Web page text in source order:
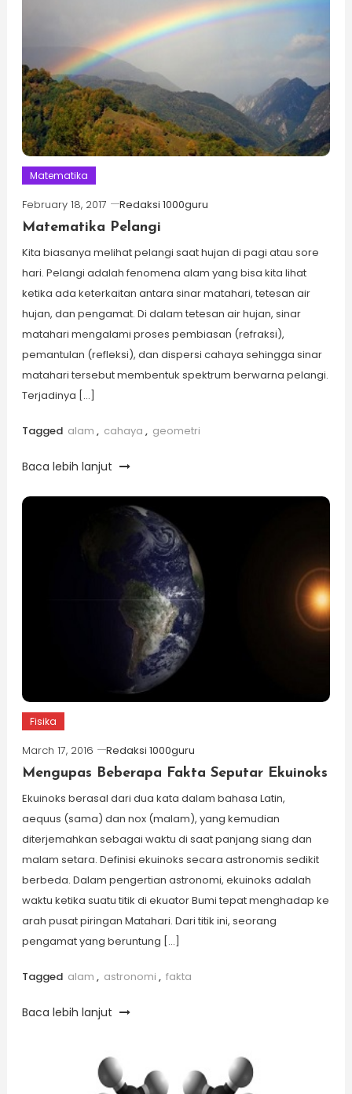
Matematika
February 18, 2017
Redaksi 1000guru
Matematika Pelangi
Kita biasanya melihat pelangi saat hujan di pagi atau sore
hari. Pelangi adalah fenomena alam yang bisa kita lihat
ketika ada keterkaitan antara sinar matahari, tetesan air
hujan, dan pengamat. Di dalam tetesan air hujan, sinar
matahari mengalami proses pembiasan (refraksi),
pemantulan (refleksi), dan dispersi cahaya sehingga sinar
matahari tersebut membentuk spektrum berwarna pelangi.
Terjadinya […]
Tagged alam , cahaya , geometri
Baca lebih lanjut
Fisika
March 17, 2016
Redaksi 1000guru
Mengupas Beberapa Fakta Seputar Ekuinoks
Ekuinoks berasal dari dua kata dalam bahasa Latin,
aequus (sama) dan nox (malam), yang kemudian
diterjemahkan sebagai waktu di saat panjang siang dan
malam setara. Definisi ekuinoks secara astronomis sedikit
berbeda. Dalam pengertian astronomi, ekuinoks adalah
waktu ketika suatu titik di ekuator Bumi tepat menghadap ke
arah pusat piringan Matahari. Dari titik ini, seorang
pengamat yang beruntung […]
Tagged alam , astronomi , fakta
Baca lebih lanjut